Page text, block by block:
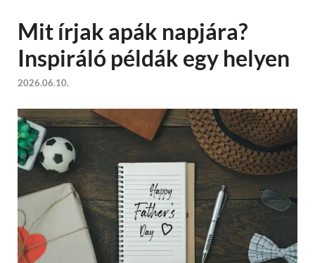
Mit írjak apák napjára?
Inspiráló példák egy helyen
2026.06.10.